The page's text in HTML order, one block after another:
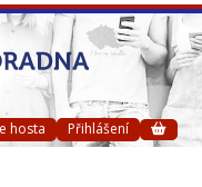
hosta Přihlášení